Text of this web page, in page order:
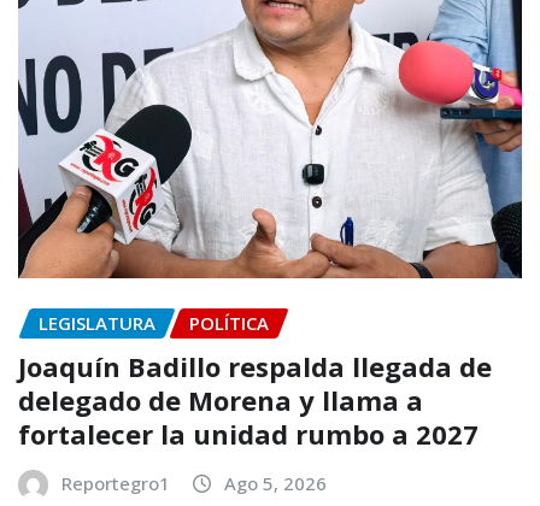
LEGISLATURA POLÍTICA
Joaquín Badillo respalda llegada de
delegado de Morena y llama a
fortalecer la unidad rumbo a 2027
Reportegro1 Ago 5, 2026